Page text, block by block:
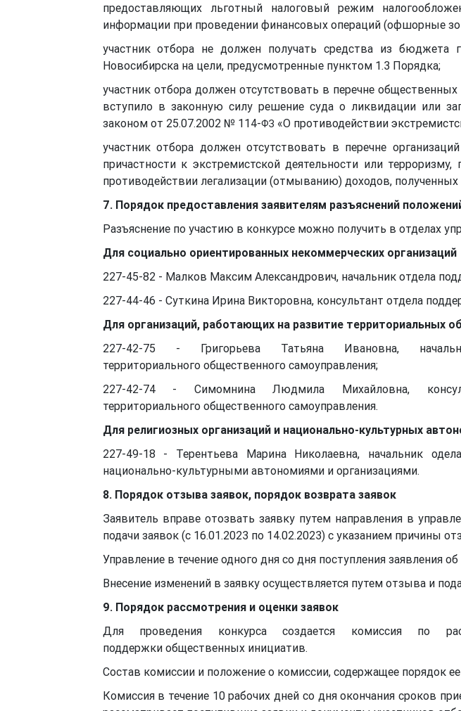
предоставляющих льготный налоговый режим
информации при проведении финансовых операций (офшорные
участник отбора не должен получать средства из
Новосибирска на цели, предусмотренные пунктом 1.3 Порядка;
участник отбора должен отсутствовать в перечне
вступило в законную силу решение суда о ликвидации или
законом от 25.07.2002 № 114-ФЗ «О противодействии
участник отбора должен отсутствовать в перечне
причастности к экстремистской деятельности или
противодействии легализации (отмыванию) доходов,
7. Порядок предоставления заявителям разъяснений
Разъяснение по участию в конкурсе можно получить в отделах
Для социально ориентированных некоммерческих организаций
227-45-82 - Малков Максим Александрович, начальник отдела
227-44-46 - Суткина Ирина Викторовна, консультант отдела
Для организаций, работающих на развитие территориальных
227-42-75 - Григорьева Татьяна Ивановна,
территориального общественного самоуправления;
227-42-74 - Симомнина Людмила Михайловна,
территориального общественного самоуправления.
Для религиозных организаций и национально-культурных
227-49-18 - Терентьева Марина Николаевна, начальник
национально-культурными автономиями и организациями.
8. Порядок отзыва заявок, порядок возврата заявок
Заявитель вправе отозвать заявку путем направления в
подачи заявок (с 16.01.2023 по 14.02.2023) с указанием причины
Управление в течение одного дня со дня поступления заявления
Внесение изменений в заявку осуществляется путем отзыва и
9. Порядок рассмотрения и оценки заявок
Для проведения конкурса создается комиссия по
поддержки общественных инициатив.
Состав комиссии и положение о комиссии, содержащее порядок
Комиссия в течение 10 рабочих дней со дня окончания сроков